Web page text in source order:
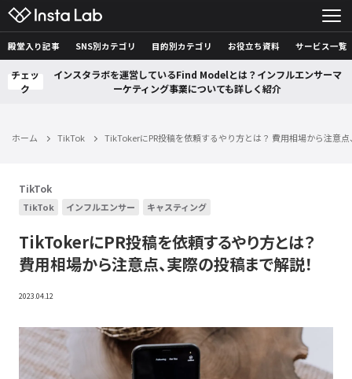
殿堂入り記事 SNS別カテゴリ 目的別カテゴリ お役立ち資料 サービス一覧
チェッ
ク
インスタラボを運営しているFind Modelとは？インフルエンサーマ
ーケティング事業についても詳しく紹介
ホーム TikTok TikTokerにPR投稿を依頼するやり方とは？ 費用相場から注意
TikTok
TikTok インフルエンサー キャスティング
TikTokerにPR投稿を依頼するやり方とは？
費用相場から注意点、実際の投稿まで解説！
2023.04.12